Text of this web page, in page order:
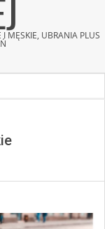
MĘSKIE, UBRANIA PLUS